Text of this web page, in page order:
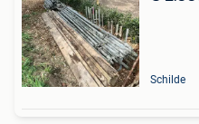
Schilde